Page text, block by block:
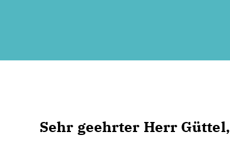
Sehr geehrter Herr Güttel,